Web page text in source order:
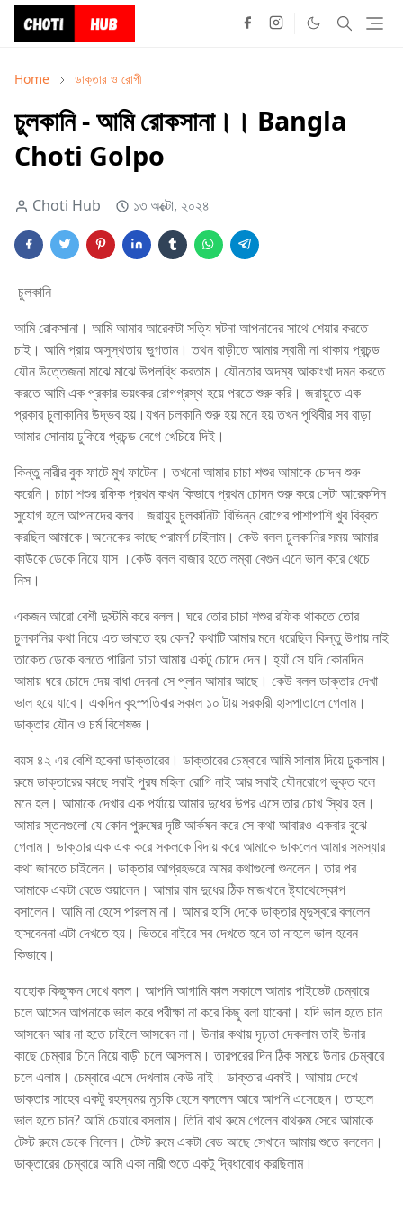
Home ডাক্তার ও রোগী
চুলকানি - আমি রোকসানা।। Bangla
Choti Golpo
Choti Hub ১৩ অক্টো, ২০২৪
চুলকানি
আমি রোকসানা। আমি আমার আরেকটা সত্যি ঘটনা আপনাদের সাথে শেয়ার করতে
চাই। আমি প্রায় অসুস্থতায় ভুগতাম। তথন বাড়ীতে আমার স্বামী না থাকায় প্রচন্ড
যৌন উত্তেজনা মাঝে মাঝে উপলব্ধি করতাম। যৌনতার অদম্য আকাংখা দমন করতে
করতে আমি এক প্রকার ভয়ংকর রোগগ্রস্থ হয়ে পরতে শুরু করি। জরায়ুতে এক
প্রকার চুলাকানির উদ্ভব হয়।যখন চলকানি শুরু হয় মনে হয় তখন পৃথিবীর সব বাড়া
আমার সোনায় ঢুকিয়ে প্রচন্ড বেগে খেচিয়ে দিই।
কিন্তু নারীর বুক ফাটে মুখ ফাটেনা। তখনো আমার চাচা শশুর আমাকে চোদন শুরু
করেনি। চাচা শশুর রফিক প্রথম কখন কিভাবে প্রথম চোদন শুরু করে সেটা আরেকদিন
সুযোগ হলে আপনাদের বলব। জরায়ুর চুলকানিটা বিভিন্ন রোগের পাশাপাশি খুব বিব্রত
করছিল আমাকে।অনেকের কাছে পরামর্শ চাইলাম। কেউ বলল চুলকানির সময় আমার
কাউকে ডেকে নিয়ে যাস ।কেউ বলল বাজার হতে লম্বা বেগুন এনে ভাল করে খেচে
নিস।
একজন আরো বেশী দুস্টমি করে বলল। ঘরে তোর চাচা শশুর রফিক থাকতে তোর
চুলকানির কথা নিয়ে এত ভাবতে হয় কেন? কথাটি আমার মনে ধরেছিল কিন্তু উপায় নাই
তাকেত ডেকে বলতে পারিনা চাচা আমায় একটু চোদে দেন। হ্যাঁ সে যদি কোনদিন
আমায় ধরে চোদে দেয় বাধা দেবনা সে প্লান আমার আছে। কেউ বলল ডাক্তার দেখা
ভাল হয়ে যাবে। একদিন বৃহস্পতিবার সকাল ১০ টায় সরকারী হাসপাতালে গেলাম।
ডাক্তার যৌন ও চর্ম বিশেষজ্ঞ।
বয়স ৪২ এর বেশি হবেনা ডাক্তারের। ডাক্তারের চেম্বারে আমি সালাম দিয়ে ঢুকলাম।
রুমে ডাক্তারের কাছে সবাই পুরষ মহিলা রোগি নাই আর সবাই যৌনরোগে ভুক্ত বলে
মনে হল। আমাকে দেখার এক পর্যায়ে আমার দুধের উপর এসে তার চোখ স্থির হল।
আমার স্তনগুলো যে কোন পুরুষের দৃষ্টি আর্কষন করে সে কথা আবারও একবার বুঝে
গেলাম। ডাক্তার এক এক করে সকলকে বিদায় করে আমাকে ডাকলেন আমার সমস্যার
কথা জানতে চাইলেন। ডাক্তার আগ্রহভরে আমর কথাগুলো শুনলেন। তার পর
আমাকে একটা বেডে শুয়ালেন। আমার বাম দুধের ঠিক মাজখানে ষ্ট্যাথেস্কোপ
বসালেন। আমি না হেসে পারলাম না। আমার হাসি দেকে ডাক্তার মৃদুস্বরে বললেন
হাসবেননা এটা দেখতে হয়। ভিতরে বাইরে সব দেখতে হবে তা নাহলে ভাল হবেন
কিভাবে।
যাহোক কিছুক্ষন দেখে বলল। আপনি আগামি কাল সকালে আমার পাইভেট চেম্বারে
চলে আসেন আপনাকে ভাল করে পরীক্ষা না করে কিছু বলা যাবেনা। যদি ভাল হতে চান
আসবেন আর না হতে চাইলে আসবেন না। উনার কথায় দৃঢ়তা দেকলাম তাই উনার
কাছে চেম্বার চিনে নিয়ে বাড়ী চলে আসলাম। তারপরের দিন ঠিক সময়ে উনার চেম্বারে
চলে এলাম। চেম্বারে এসে দেখলাম কেউ নাই। ডাক্তার একাই। আমায় দেখে
ডাক্তার সাহেব একটু রহস্যময় মুচকি হেসে বললেন আরে আপনি এসেছেন। তাহলে
ভাল হতে চান? আমি চেয়ারে বসলাম। তিনি বাথ রুমে গেলেন বাথরুম সেরে আমাকে
টেস্ট রুমে ডেকে নিলেন। টেস্ট রুমে একটা বেড আছে সেখানে আমায় শুতে বললেন।
ডাক্তারের চেম্বারে আমি একা নারী শুতে একটু দ্বিধাবোধ করছিলাম।